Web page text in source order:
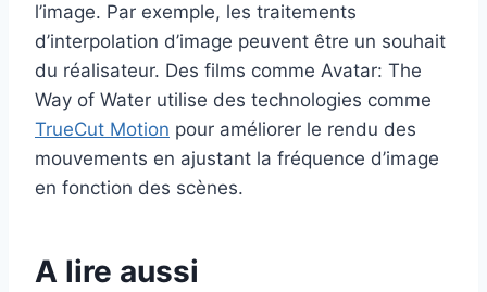
l’image. Par exemple, les traitements
d’interpolation d’image peuvent être un souhait
du réalisateur. Des films comme Avatar: The
Way of Water utilise des technologies comme
TrueCut Motion pour améliorer le rendu des
mouvements en ajustant la fréquence d’image
en fonction des scènes.
A lire aussi